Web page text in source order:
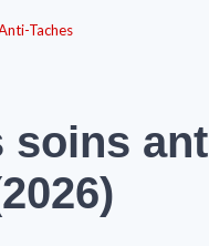
Taches
soins